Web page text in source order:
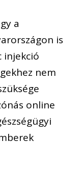
a
is
injekció
nem
online